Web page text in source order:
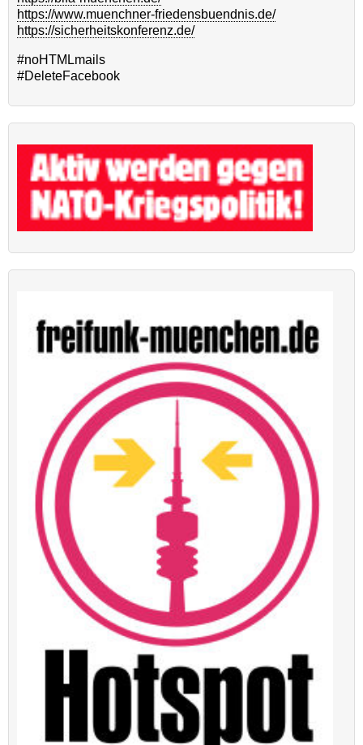
https://www.muenchner-friedensbuendnis.de/
https://sicherheitskonferenz.de/
#noHTMLmails
#DeleteFacebook